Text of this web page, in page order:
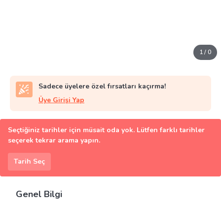
1/0
Sadece üyelere özel fırsatları kaçırma!
Üye Girişi Yap
Seçtiğiniz tarihler için müsait oda yok. Lütfen farklı tarihler
seçerek tekrar arama yapın.
Tarih Seç
Genel Bilgi